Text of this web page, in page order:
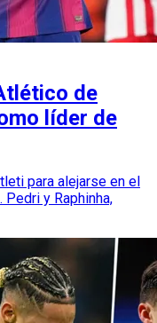
de
líder de
para alejarse en el
y Raphinha,